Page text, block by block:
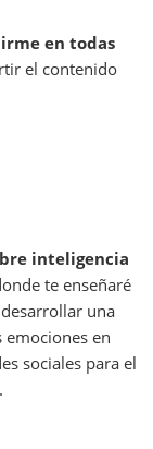
en todas
el contenido
inteligencia
te enseñaré
una
en
sociales para el